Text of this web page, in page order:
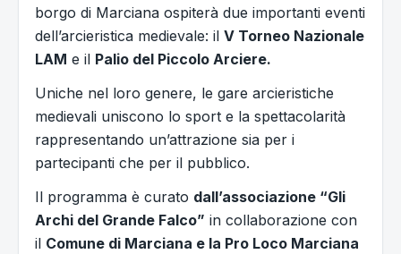
borgo di Marciana ospiterà due importanti eventi
dell’arcieristica medievale: il V Torneo Nazionale
LAM e il Palio del Piccolo Arciere.
Uniche nel loro genere, le gare arcieristiche
medievali uniscono lo sport e la spettacolarità
rappresentando un’attrazione sia per i
partecipanti che per il pubblico.
Il programma è curato dall’associazione “Gli
Archi del Grande Falco” in collaborazione con
il Comune di Marciana e la Pro Loco Marciana